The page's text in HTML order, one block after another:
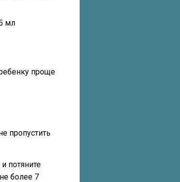
мл
проще
пропустить
потяните
более 7